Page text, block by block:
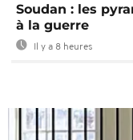
Soudan : les
à la guerre
Il y a 8 heures